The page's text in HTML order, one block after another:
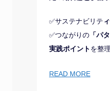
✅サステナビリテ
✅つながりの「パ
実践ポイントを整理
READ MORE